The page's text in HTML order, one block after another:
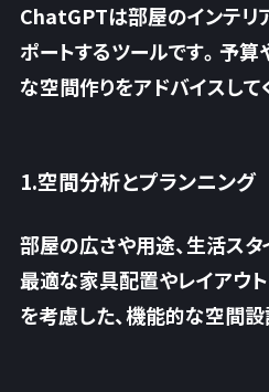
ChatGPTは部屋のインテリ
ポートするツールです。予算
な空間作りをアドバイスして
1.空間分析とプランニング
部屋の広さや用途、生活スタ
最適な家具配置やレイアウ
を考慮した、機能的な空間設